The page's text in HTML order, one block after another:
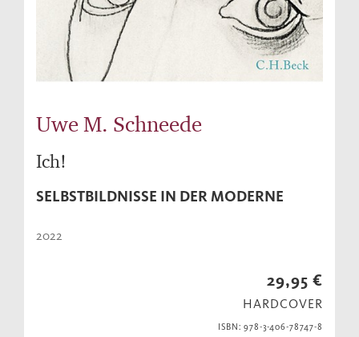
Uwe M. Schneede
Ich!
SELBSTBILDNISSE IN DER MODERNE
2022
29,95 €
HARDCOVER
ISBN: 978-3-406-78747-8